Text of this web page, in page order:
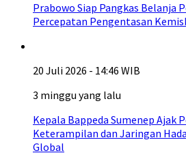
Prabowo Siap Pangkas Belanja
Percepatan Pengentasan
20 Juli 2026 - 14:46 WIB
3 minggu yang lalu
Kepala Bappeda Sumenep Ajak
Keterampilan dan Jaringan
Global